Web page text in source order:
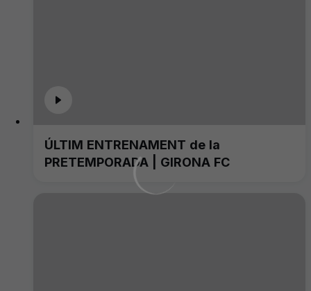
ÚLTIM ENTRENAMENT de la
PRETEMPORADA | GIRONA FC